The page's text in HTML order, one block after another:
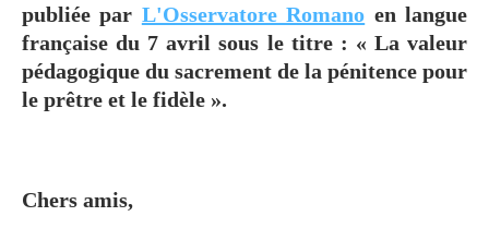
publiée par L'Osservatore Romano en langue
française du 7 avril sous le titre : « La valeur
pédagogique du sacrement de la pénitence pour
le prêtre et le fidèle ».
Chers amis,